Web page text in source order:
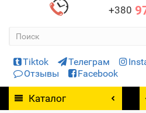
+380
Tiktok Телеграм
Отзывы
Facebook
Каталог